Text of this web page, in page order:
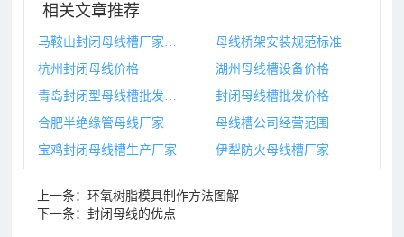
相关文章推荐
母线桥架安装规范标准
杭州封闭母线价格
湖州母线槽设备价格
封闭母线槽批发价格
合肥半绝缘管母线厂家
母线槽公司经营范围
宝鸡封闭母线槽生产厂家
伊犁防火母线槽厂家
上一条：环氧树脂模具制作方法图解
下一条：封闭母线的优点